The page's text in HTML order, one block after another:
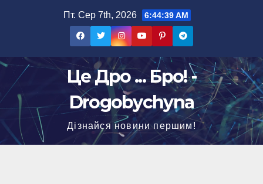
Пт. Сер 7th, 2026 6:44:40 AM
Це Дро ... Бро! -
Drogobychyna
Дізнайся новини першим!